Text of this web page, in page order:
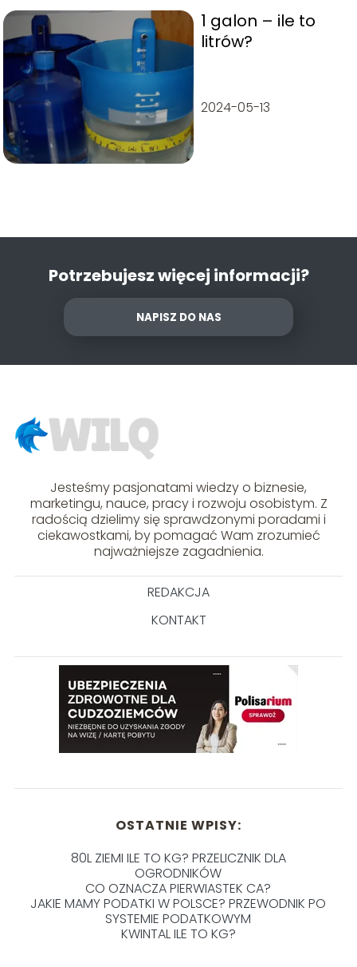
1 galon – ile to
litrów?
2024-05-13
Potrzebujesz więcej informacji?
NAPISZ DO NAS
Jesteśmy pasjonatami wiedzy o biznesie,
marketingu, nauce, pracy i rozwoju osobistym. Z
radością dzielimy się sprawdzonymi poradami i
ciekawostkami, by pomagać Wam zrozumieć
najważniejsze zagadnienia.
REDAKCJA
KONTAKT
OSTATNIE WPISY:
80L ZIEMI ILE TO KG? PRZELICZNIK DLA
OGRODNIKÓW
CO OZNACZA PIERWIASTEK CA?
JAKIE MAMY PODATKI W POLSCE? PRZEWODNIK PO
SYSTEMIE PODATKOWYM
KWINTAL ILE TO KG?